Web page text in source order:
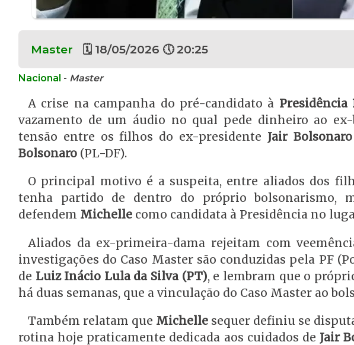
Master 🗓 18/05/2026 🕔 20:25
Nacional - Master
A crise na campanha do pré-candidato à Presidência
vazamento de um áudio no qual pede dinheiro ao ex-
tensão entre os filhos do ex-presidente Jair Bolsonaro
Bolsonaro (PL-DF).
O principal motivo é a suspeita, entre aliados dos
tenha partido de dentro do próprio bolsonarismo,
defendem Michelle como candidata à Presidência no
Aliados da ex-primeira-dama rejeitam com
investigações do Caso Master são conduzidas pela PF
de Luiz Inácio Lula da Silva (PT), e lembram que o
há duas semanas, que a vinculação do Caso Master ao
Também relatam que Michelle sequer definiu se
rotina hoje praticamente dedicada aos cuidados de Jair